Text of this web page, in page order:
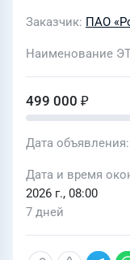
Заказчик ПАО
Наименование
499 000 ₽
Дата объявления
Дата и время
2026 г., 08:00
7 дней